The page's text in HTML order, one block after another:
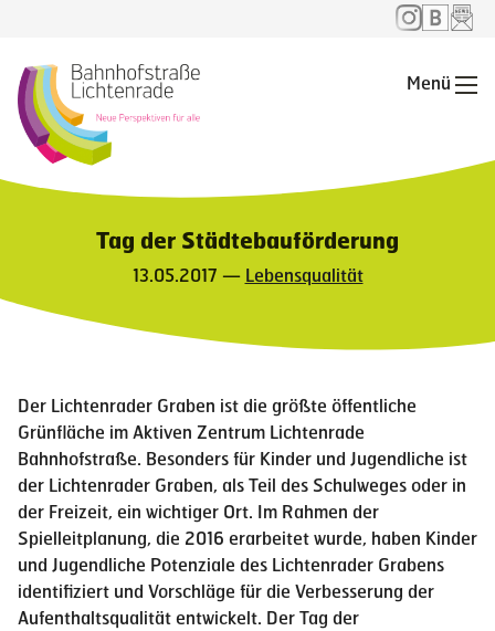
Menü
Tag der Städtebauförderung
13.05.2017 — Lebensqualität
Der Lichtenrader Graben ist die größte öffentliche
Grünfläche im Aktiven Zentrum Lichtenrade
Bahnhofstraße. Besonders für Kinder und Jugendliche ist
der Lichtenrader Graben, als Teil des Schulweges oder in
der Freizeit, ein wichtiger Ort. Im Rahmen der
Spielleitplanung, die 2016 erarbeitet wurde, haben Kinder
und Jugendliche Potenziale des Lichtenrader Grabens
identiﬁziert und Vorschläge für die Verbesserung der
Aufenthaltsqualität entwickelt. Der Tag der